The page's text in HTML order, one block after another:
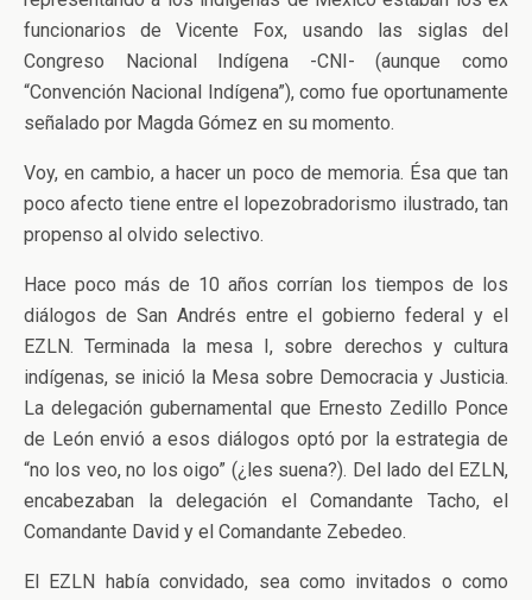
funcionarios de Vicente Fox, usando las siglas del
Congreso Nacional Indígena -CNI- (aunque como
“Convención Nacional Indígena”), como fue oportunamente
señalado por Magda Gómez en su momento.
Voy, en cambio, a hacer un poco de memoria. Ésa que tan
poco afecto tiene entre el lopezobradorismo ilustrado, tan
propenso al olvido selectivo.
Hace poco más de 10 años corrían los tiempos de los
diálogos de San Andrés entre el gobierno federal y el
EZLN. Terminada la mesa I, sobre derechos y cultura
indígenas, se inició la Mesa sobre Democracia y Justicia.
La delegación gubernamental que Ernesto Zedillo Ponce
de León envió a esos diálogos optó por la estrategia de
“no los veo, no los oigo” (¿les suena?). Del lado del EZLN,
encabezaban la delegación el Comandante Tacho, el
Comandante David y el Comandante Zebedeo.
El EZLN había convidado, sea como invitados o como